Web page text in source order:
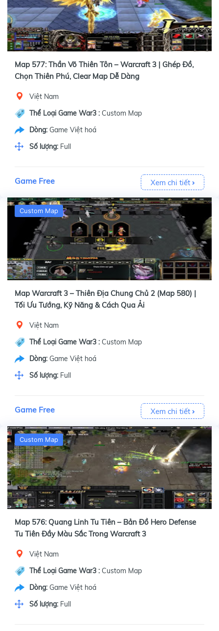
Map 577: Thần Võ Thiên Tôn – Warcraft 3 | Ghép Đồ,
Chọn Thiên Phú, Clear Map Dễ Dàng
Việt Nam
Thể Loại Game War3 : Custom Map
Dòng: Game Việt hoá
Số lượng: Full
Game Free Xem chi tiết
Custom Map
Map Warcraft 3 – Thiên Địa Chung Chủ 2 (Map 580) |
Tối Ưu Tướng, Kỹ Năng & Cách Qua Ải
Việt Nam
Thể Loại Game War3 : Custom Map
Dòng: Game Việt hoá
Số lượng: Full
Game Free Xem chi tiết
Custom Map
Map 576: Quang Linh Tu Tiên – Bản Đồ Hero Defense
Tu Tiên Đầy Màu Sắc Trong Warcraft 3
Việt Nam
Thể Loại Game War3 : Custom Map
Dòng: Game Việt hoá
Số lượng: Full